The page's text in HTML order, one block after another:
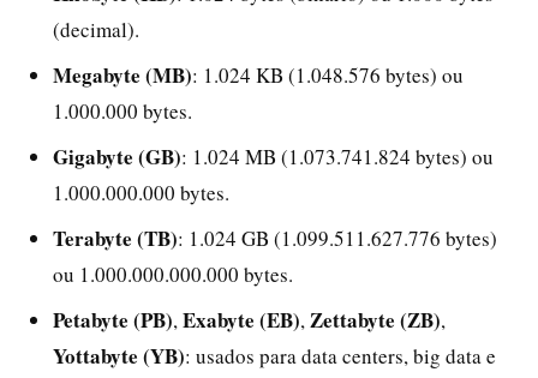
(decimal).
Megabyte (MB): 1.024 KB (1.048.576 bytes) ou
1.000.000 bytes.
Gigabyte (GB): 1.024 MB (1.073.741.824 bytes) ou
1.000.000.000 bytes.
Terabyte (TB): 1.024 GB (1.099.511.627.776 bytes)
ou 1.000.000.000.000 bytes.
Petabyte (PB), Exabyte (EB), Zettabyte (ZB),
Yottabyte (YB): usados para data centers, big data e